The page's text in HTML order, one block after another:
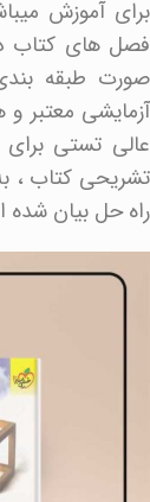
برای آموزش
فصل های کتاب
صورت طبقه
آزمایشی معتبر
عالی تستی
تشریحی کتاب ،
راه حل بیان